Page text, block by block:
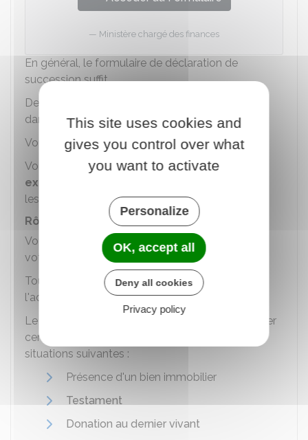
Ministère chargé des finances
En général, le formulaire de déclaration de
succession suffit.
Des formulaires complémentaires sont prévus
dans des cas précis.
Vous pouvez consulter les notices détaillées.
Vous devez remplir chaque formulaire en
exemplaires
les signer.
Rôle du notaire
Vous pouvez demander à un notaire de remplir
votre déclaration de succession.
Toutefois, vous restez responsable vis-à-vis de
l'administration fiscale.
Le
pour régler
certaines successions, en particulier dans les
situations suivantes :
Présence d'un bien immobilier
Testament
Donation au dernier vivant
This site uses cookies and
gives you control over what
you want to activate
Personalize
OK, accept all
Deny all cookies
Privacy policy